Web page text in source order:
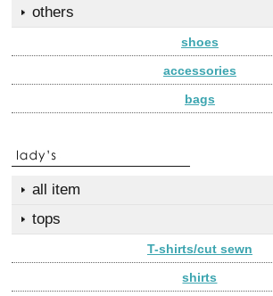
others
shoes
accessories
bags
all item
tops
T-shirts/cut sewn
shirts